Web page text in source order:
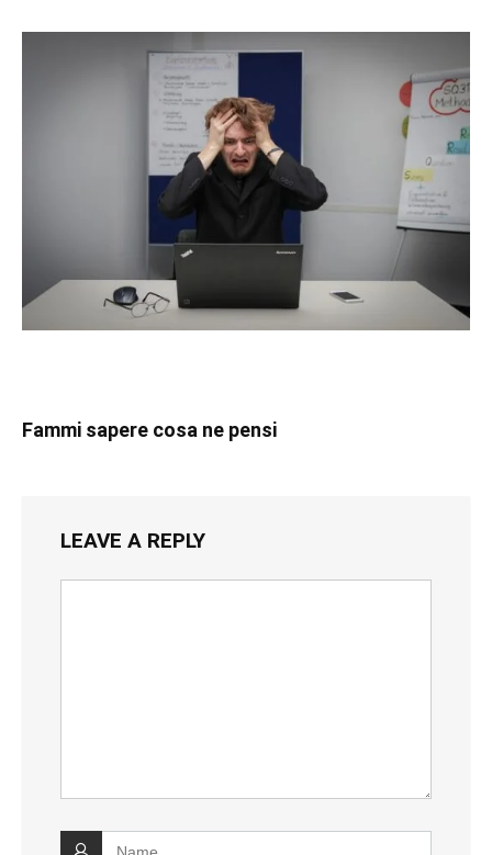
Fammi sapere cosa ne pensi
LEAVE A REPLY